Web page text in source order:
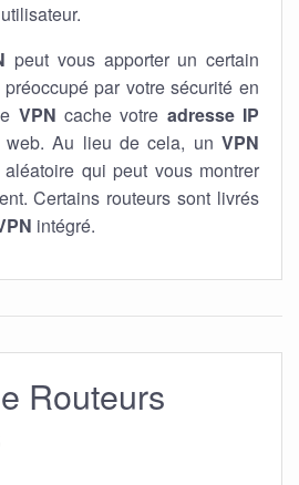
peut vous apporter un certain
par votre sécurité en
VPN cache votre adresse IP
web. Au lieu de cela, un VPN
qui peut vous montrer
Certains routeurs sont livrés
intégré.
Routeurs